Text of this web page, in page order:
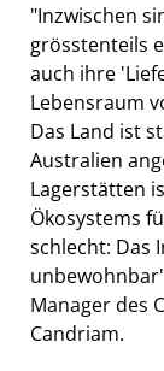
"Inzwischen
grösstenteils
auch ihre
Lebensraum
Das Land ist
Australien
Lagerstätten
Ökosystems
schlecht: Das
Manager des
Candriam.